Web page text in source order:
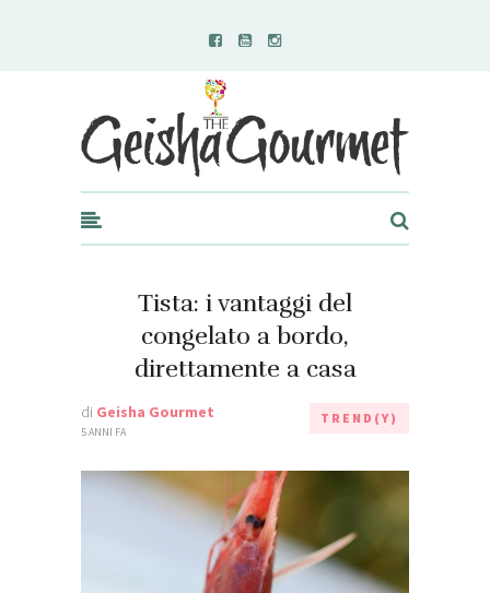
Geisha Gourmet
Tista: i vantaggi del
congelato a bordo,
direttamente a casa
di Geisha Gourmet
5 ANNI FA
TREND(Y)